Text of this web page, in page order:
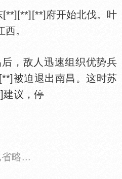
府开始北伐。叶
。
敌人迅速组织优势兵
被迫退出南昌。这时苏
议，停
略...